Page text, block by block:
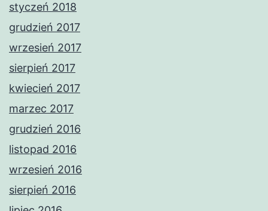
styczeń 2018
grudzień 2017
wrzesień 2017
sierpień 2017
kwiecień 2017
marzec 2017
grudzień 2016
listopad 2016
wrzesień 2016
sierpień 2016